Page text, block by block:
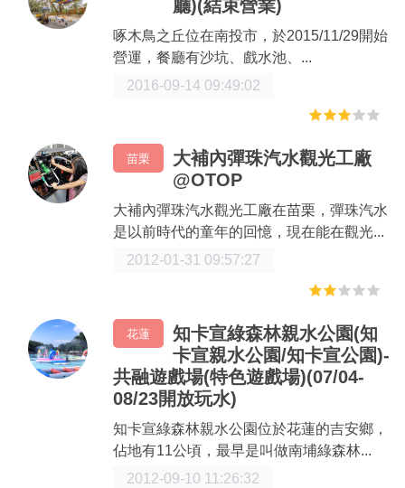
廳)(結束營業)
啄木鳥之丘位在南投市，於2015/11/29開始
營運，餐廳有沙坑、戲水池、...
2016-09-14 09:49:02
苗栗
大補內彈珠汽水觀光工廠
@OTOP
大補內彈珠汽水觀光工廠在苗栗，彈珠汽水
是以前時代的童年的回憶，現在能在觀光...
2012-01-31 09:57:27
花蓮
知卡宣綠森林親水公園(知
卡宣親水公園/知卡宣公園)-
共融遊戲場(特色遊戲場)(07/04-
08/23開放玩水)
知卡宣綠森林親水公園位於花蓮的吉安鄉，
佔地有11公頃，最早是叫做南埔綠森林...
2012-09-10 11:26:32